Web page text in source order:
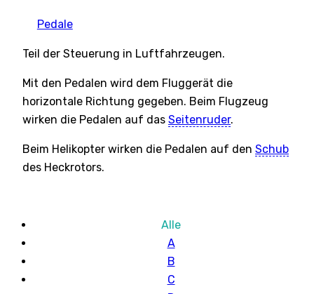
Pedale
Teil der Steuerung in Luftfahrzeugen.
Mit den Pedalen wird dem Fluggerät die
horizontale Richtung gegeben. Beim Flugzeug
wirken die Pedalen auf das Seitenruder.
Beim Helikopter wirken die Pedalen auf den Schub
des Heckrotors.
Alle
A
B
C